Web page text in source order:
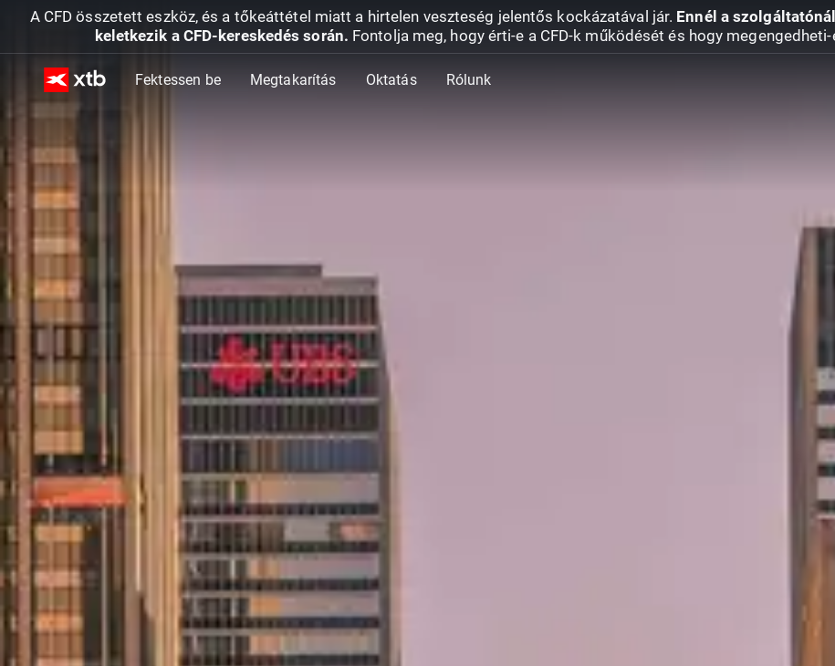
A CFD összetett eszköz, és a tőkeáttétel miatt a hirtelen veszteség jelentős kockázatával jár. Ennél a
keletkezik a CFD-kereskedés során. Fontolja meg, hogy érti-e a CFD-k működését és hogy
Fektessen be Megtakarítás Oktatás Rólunk